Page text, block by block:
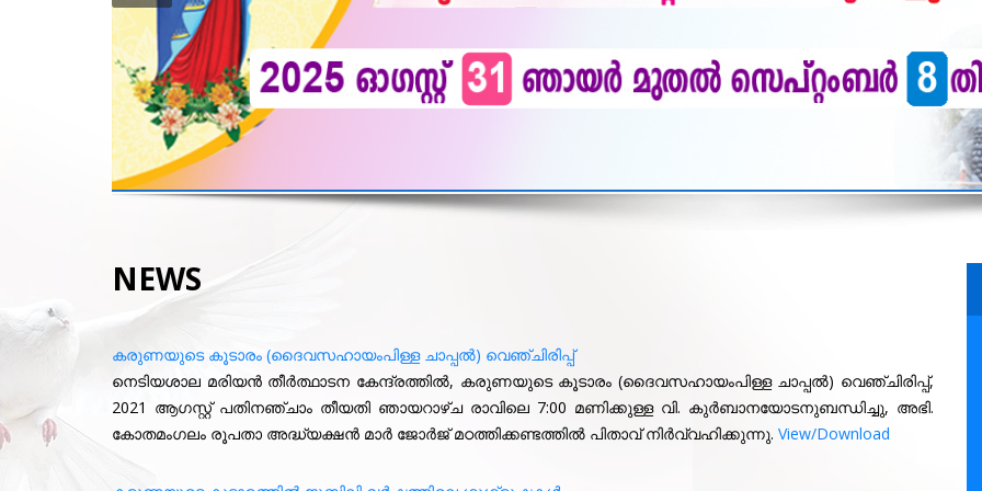
NEWS
കരുണയുടെ കൂടാരം (ദൈവസഹായംപിള്ള ചാപ്പൽ) വെഞ്ചിരിപ്പ്
നെടിയശാല മരിയൻ തീർത്ഥാടന കേന്ദ്രത്തിൽ, കരുണയുടെ കൂടാരം (ദൈവസഹായംപിള്ള ചാപ്പൽ) വെഞ്ചിരിപ്പ്,
2021 ആഗസ്റ്റ് പതിനഞ്ചാം തീയതി ഞായറാഴ്ച രാവിലെ 7:00 മണിക്കുള്ള വി. കുർബാനയോടനുബന്ധിച്ചു, അഭി.
കോതമംഗലം രൂപതാ അദ്ധ്യക്ഷൻ മാർ ജോർജ് മഠത്തിക്കണ്ടത്തിൽ പിതാവ് നിർവ്വഹിക്കുന്നു. View/Download